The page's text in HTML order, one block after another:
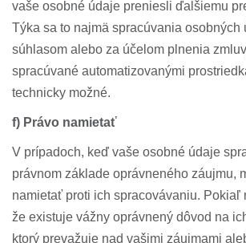
vaše osobné údaje preniesli ďalšiemu
Týka sa to najmä spracúvania osobných
súhlasom alebo za účelom plnenia
spracúvané automatizovanými
technicky možné.
f) Právo namietať
V prípadoch, keď vaše osobné údaje
právnom základe oprávneného záujmu,
namietať proti ich spracovávaniu. Pokiaľ
že existuje vážny oprávnený dôvod na
ktorý prevažuje nad vašimi záujmami